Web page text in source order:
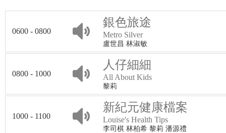
0600 - 0800
銀色旅途
Metro Silver
盧世昌 林淑敏
0800 - 1000
人仔細細
All About Kids
黎莉
1000 - 1100
新紀元健康檔案
Louise's Health Tips
李司棋 林柏希 黎莉 潘源禮